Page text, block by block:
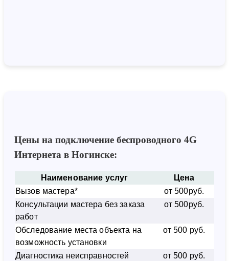
Цены на подключение беспроводного 4G
Интернета в Ногинске:
Наименование услуг
Цена
Вызов мастера*
от 500руб.
Консультации мастера без заказа
работ
от 500руб.
Обследование места объекта на
возможность установки
от 500 руб.
Диагностика неисправностей
от 500 руб.